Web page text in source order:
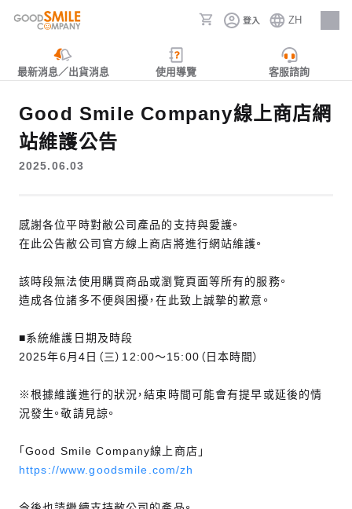
登入 ZH
人才招募
最新消息／出貨消息 使用導覽 客服諮詢
Good Smile Company線上商店網
站維護公告
2025.06.03
感謝各位平時對敝公司產品的支持與愛護。
在此公告敝公司官方線上商店將進行網站維護。
該時段無法使用購買商品或瀏覽頁面等所有的服務。
造成各位諸多不便與困擾，在此致上誠摯的歉意。
■系統維護日期及時段
2025年6月4日（三）12:00～15:00（日本時間）
※根據維護進行的狀況，結束時間可能會有提早或延後的情
況發生。敬請見諒。
「Good Smile Company線上商店」
https://www.goodsmile.com/zh